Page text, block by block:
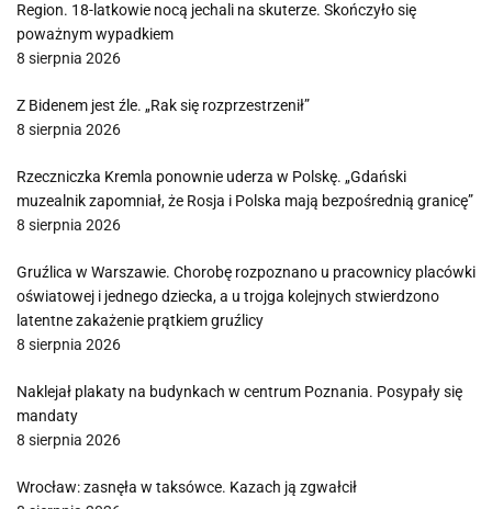
Region. 18-latkowie nocą jechali na skuterze. Skończyło się
poważnym wypadkiem
8 sierpnia 2026
Z Bidenem jest źle. „Rak się rozprzestrzenił”
8 sierpnia 2026
Rzeczniczka Kremla ponownie uderza w Polskę. „Gdański
muzealnik zapomniał, że Rosja i Polska mają bezpośrednią granicę”
8 sierpnia 2026
Gruźlica w Warszawie. Chorobę rozpoznano u pracownicy placówki
oświatowej i jednego dziecka, a u trojga kolejnych stwierdzono
latentne zakażenie prątkiem gruźlicy
8 sierpnia 2026
Naklejał plakaty na budynkach w centrum Poznania. Posypały się
mandaty
8 sierpnia 2026
Wrocław: zasnęła w taksówce. Kazach ją zgwałcił